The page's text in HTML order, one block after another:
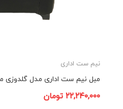
نیم ست اداری
مبل نیم ست اداری مدل گلدوزی
۲۲,۲۴۰,۰۰۰تومان